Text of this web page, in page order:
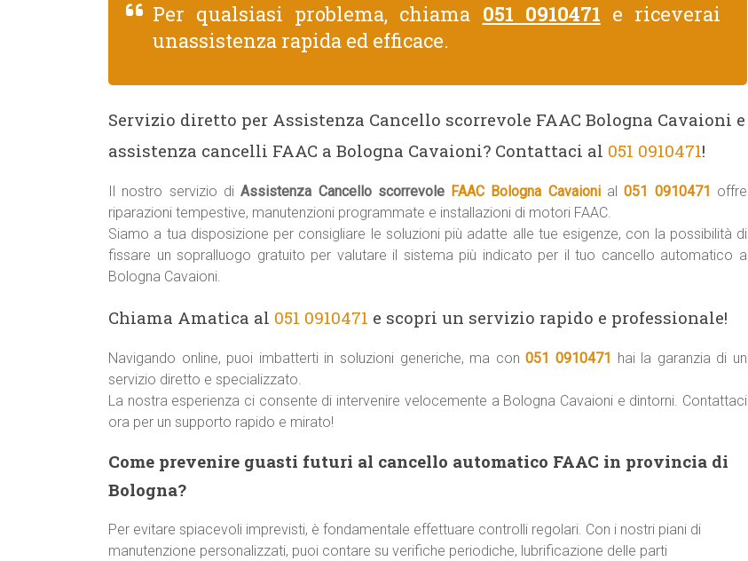
Per qualsiasi problema, chiama 051 0910471 e riceverai
unassistenza rapida ed efficace.
Servizio diretto per Assistenza Cancello scorrevole FAAC Bologna Cavaioni e
assistenza cancelli FAAC a Bologna Cavaioni? Contattaci al 051 0910471!
Il nostro servizio diAssistenza Cancello scorrevole FAAC Bologna Cavaionial051 0910471 offre
riparazioni tempestive, manutenzioni programmate e installazioni di motori FAAC.
Siamo a tua disposizione per consigliare le soluzioni più adatte alle tue esigenze, con la possibilità di
fissare un sopralluogo gratuito per valutare il sistema più indicato per il tuo cancello automatico a
Bologna Cavaioni.
Chiama Amatica al 051 0910471 e scopri un servizio rapido e professionale!
Navigando online, puoi imbatterti in soluzioni generiche, ma con051 0910471 hai la garanzia di un
servizio diretto e specializzato.
La nostra esperienza ci consente di intervenire velocemente a Bologna Cavaioni e dintorni. Contattaci
ora per un supporto rapido e mirato!
Come prevenire guasti futuri al cancello automatico FAAC in provincia di
Bologna?
Per evitare spiacevoli imprevisti, è fondamentale effettuare controlli regolari. Con i nostri piani di
manutenzione personalizzati, puoi contare su verifiche periodiche, lubrificazione delle parti